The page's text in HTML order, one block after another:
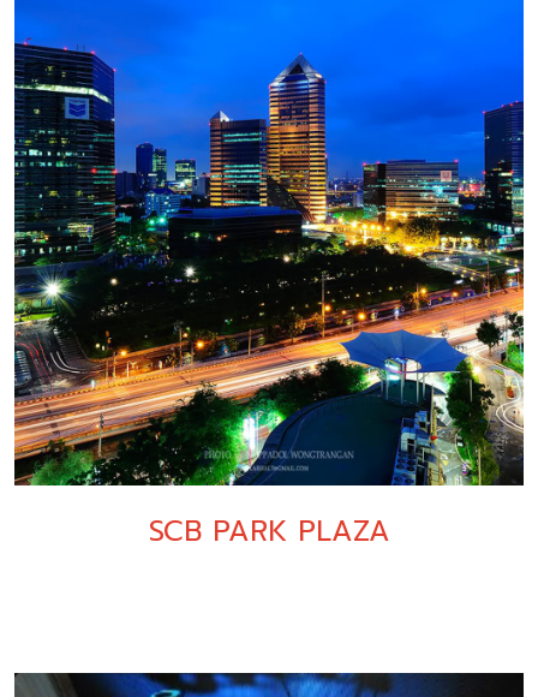
SCB PARK PLAZA